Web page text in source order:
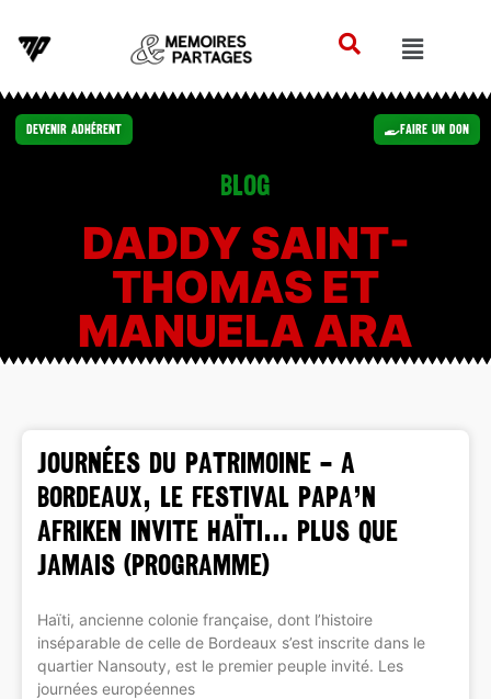
Devenir Adhérent Faire un Don
Blog
DADDY SAINT-
THOMAS ET
MANUELA ARA
JOURNÉES DU PATRIMOINE – A
Bordeaux, le festival Papa’N
Afriken invite HAÏTI… plus que
jamais (programme)
Haïti, ancienne colonie française, dont l’histoire
inséparable de celle de Bordeaux s’est inscrite dans le
quartier Nansouty, est le premier peuple invité. Les
journées européennes